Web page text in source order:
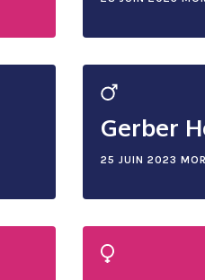
Gerber
25 JUIN 2023